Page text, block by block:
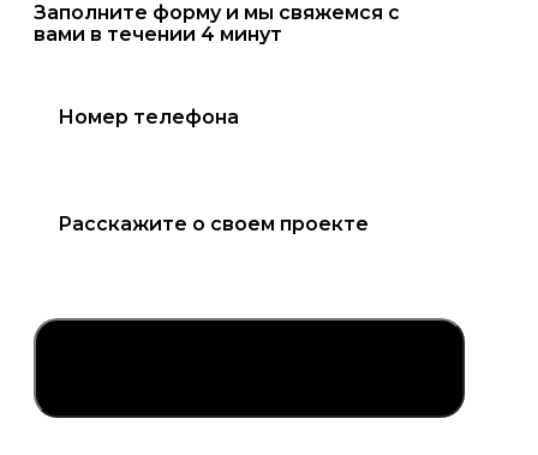
Заполните форму и мы свяжемся с
вами в течении 4 минут